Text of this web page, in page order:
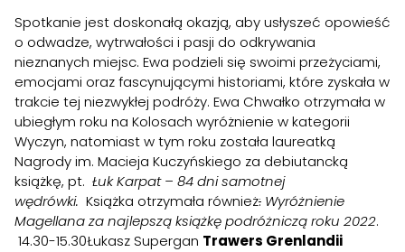
Spotkanie jest doskonałą okazją, aby usłyszeć opowieść
o odwadze, wytrwałości i pasji do odkrywania
nieznanych miejsc. Ewa podzieli się swoimi przeżyciami,
emocjami oraz fascynującymi historiami, które zyskała w
trakcie tej niezwykłej podróży. Ewa Chwałko otrzymała w
ubiegłym roku na Kolosach wyróżnienie w kategorii
Wyczyn, natomiast w tym roku została laureatką
Nagrody im. Macieja Kuczyńskiego za debiutancką
książkę, pt. Łuk Karpat – 84 dni samotnej
wędrówki. Książka otrzymała również: Wyróżnienie
Magellana za najlepszą książkę podróżniczą roku 2022.
14.30-15.30Łukasz Supergan Trawers Grenlandii